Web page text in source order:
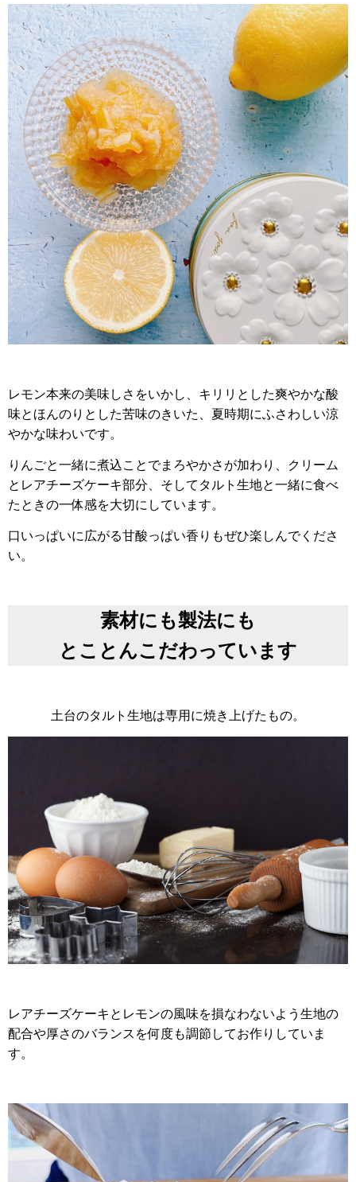
レモン本来の美味しさをいかし、キリリとした爽やかな酸
味とほんのりとした苦味のきいた、夏時期にふさわしい涼
やかな味わいです。
りんごと一緒に煮込ことでまろやかさが加わり、クリーム
とレアチーズケーキ部分、そしてタルト生地と一緒に食べ
たときの一体感を大切にしています。
口いっぱいに広がる甘酸っぱい香りもぜひ楽しんでくださ
い。
素材にも製法にも
とことんこだわっています
土台のタルト生地は専用に焼き上げたもの。
レアチーズケーキとレモンの風味を損なわないよう生地の
配合や厚さのバランスを何度も調節してお作りしていま
す。